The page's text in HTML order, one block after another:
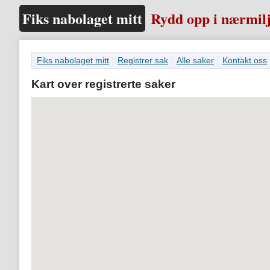
Fiks nabolaget mitt Rydd opp i
Fiks nabolaget mitt Registrer sak Alle saker Kontakt oss
Kart over registrerte saker